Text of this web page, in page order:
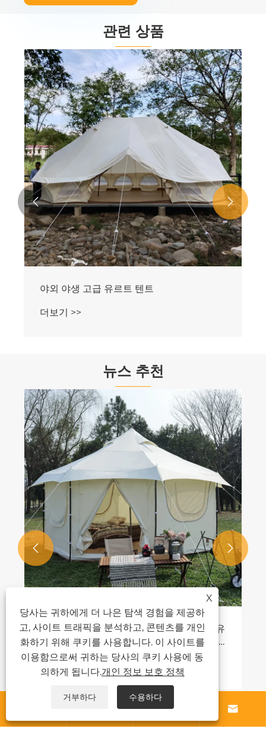
관련 상품
야외 야생 고급 유르트 텐트
더보기 >>
 
뉴스 추천
가 캠핑에 인기 있는 이유
드 쉘터의 숨겨진 디자
일부 텐트에 방수 처리
입니까?
더보기 >>
 
우리에 대해
 
X
당사는 귀하에게 더 나은 탐색 경험을 제공하
고, 사이트 트래픽을 분석하고, 콘텐츠를 개인
화하기 위해 쿠키를 사용합니다. 이 사이트를
이용함으로써 귀하는 당사의 쿠키 사용에 동
의하게 됩니다.개인 정보 보호 정책
거부하다 수용하다